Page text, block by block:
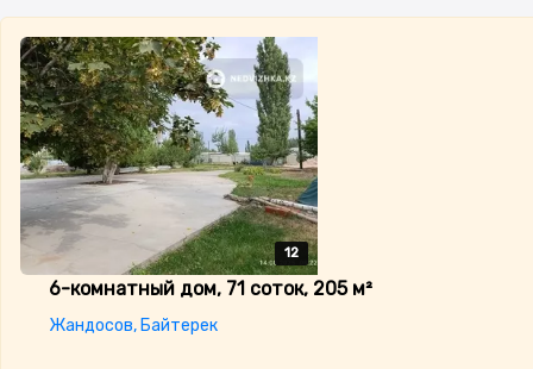
12
12
12
12
12
6-комнатный дом, 71 соток, 205 м²
Жандосов, Байтерек